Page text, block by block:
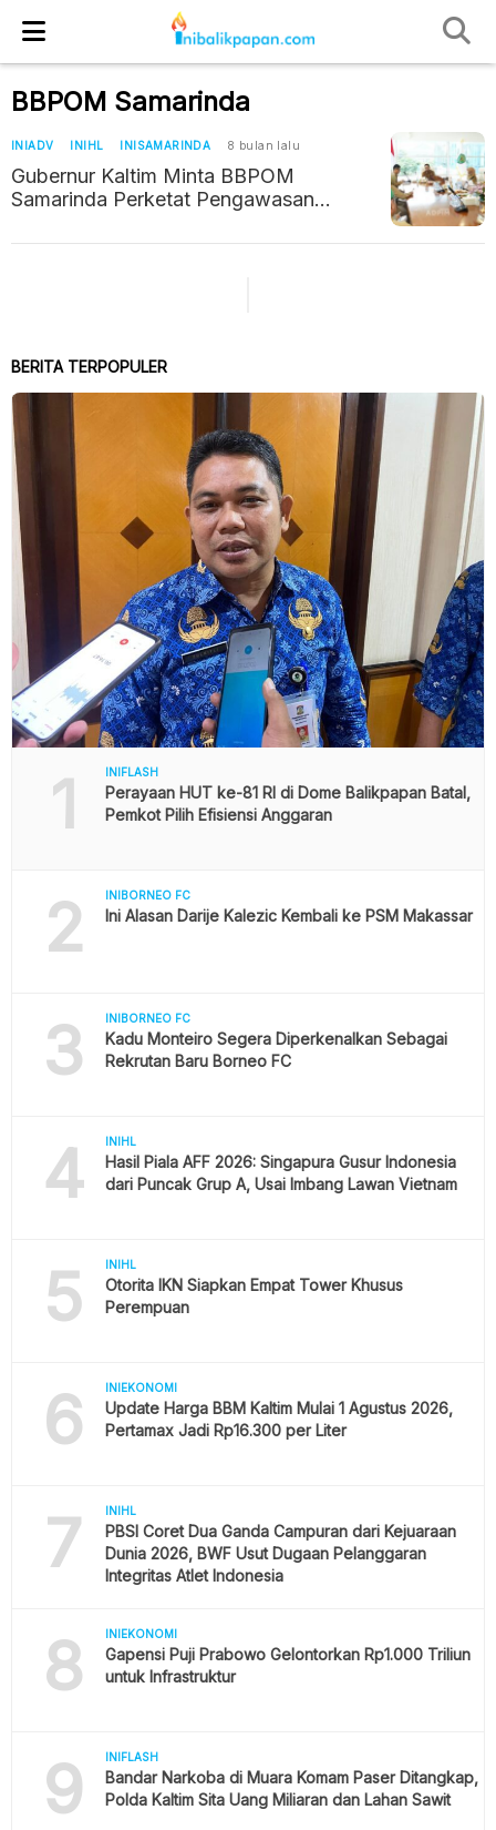
BBPOM Samarinda
INIADV INIHL INISAMARINDA 8 bulan lalu
Gubernur Kaltim Minta BBPOM
Samarinda Perketat Pengawasan
BERITA TERPOPULER
1 INIFLASH
Perayaan HUT ke-81 RI di Dome Balikpapan Batal,
Pemkot Pilih Efisiensi Anggaran
2 INIBORNEO FC
Ini Alasan Darije Kalezic Kembali ke PSM Makassar
3 INIBORNEO FC
Kadu Monteiro Segera Diperkenalkan Sebagai
Rekrutan Baru Borneo FC
4 INIHL
Hasil Piala AFF 2026: Singapura Gusur Indonesia
dari Puncak Grup A, Usai Imbang Lawan Vietnam
5 INIHL
Otorita IKN Siapkan Empat Tower Khusus
Perempuan
6 INIEKONOMI
Update Harga BBM Kaltim Mulai 1 Agustus 2026,
Pertamax Jadi Rp16.300 per Liter
7 INIHL
PBSI Coret Dua Ganda Campuran dari Kejuaraan
Dunia 2026, BWF Usut Dugaan Pelanggaran
Integritas Atlet Indonesia
8 INIEKONOMI
Gapensi Puji Prabowo Gelontorkan Rp1.000 Triliun
untuk Infrastruktur
9 INIFLASH
Bandar Narkoba di Muara Komam Paser Ditangkap,
Polda Kaltim Sita Uang Miliaran dan Lahan Sawit